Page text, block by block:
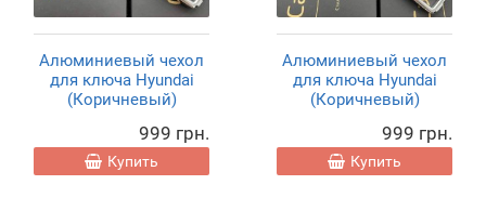
Алюминиевый чехол
для ключа Hyundai
(Коричневый)
999 грн.
Купить
Алюминиевый чехол
для ключа Hyundai
(Коричневый)
999 грн.
Купить